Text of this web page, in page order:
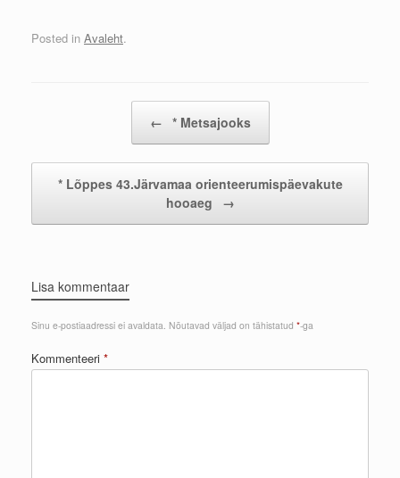
Posted in Avaleht.
← * Metsajooks
* Lõppes 43.Järvamaa orienteerumispäevakute
hooaeg
→
Lisa kommentaar
Sinu e-postiaadressi ei avaldata. Nõutavad väljad on tähistatud *-ga
Kommenteeri *